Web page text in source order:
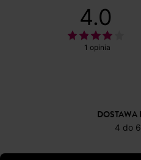
4.0
1 opinia
DOSTAWA
4 do